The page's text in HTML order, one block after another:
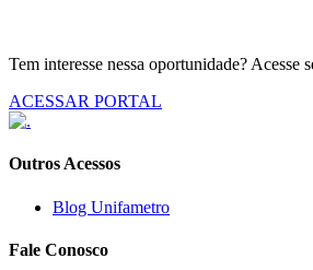
Tem interesse nessa oportunidade? Acesse
ACESSAR PORTAL
Outros Acessos
Blog Unifametro
Fale Conosco